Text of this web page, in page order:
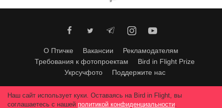
О Птичке Вакансии
Рекламодателям
Требования к фотопроектам
Bird in Flight Prize
Укрсучфото
Поддержите нас
Любое использование материалов допускается только с согласия
редакции.© 2026, Bird In Flight.
Наш сайт использует куки. Оставаясь на Bird in Flight, вы
соглашаетесь с нашей политикой конфиденциальности.